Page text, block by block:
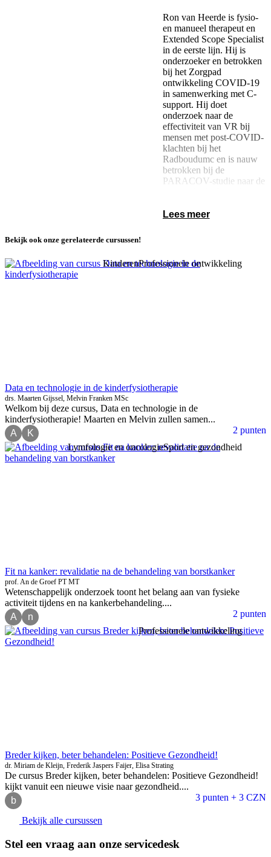
Ron van Heerde is fysio-
en manueel therapeut en
Extended Scope Specialist
in de eerste lijn. Hij is
onderzoeker en betrokken
bij het Zorgpad
ontwikkeling COVID-19
in samenwerking met C-
support. Hij doet
onderzoek naar de
effectiviteit van VR bij
mensen met post-COVID-
klachten bij het
Radboudumc en is nauw
betrokken bij de
PARACOV-studie naar de
Lees meer
Bekijk ook onze gerelateerde cursussen!
KinderenProfessionele ontwikkeling
Data en technologie in de kinderfysiotherapie
drs. Maarten Gijssel, Melvin Franken MSc
Welkom bij deze cursus, Data en technologie in de
kinderfysiotherapie! Maarten en Melvin zullen samen...
A
K
2 punten
Lymfologie en oncologieSport en gezondheid
Fit na kanker: revalidatie na de behandeling van borstkanker
prof. An de Groef PT MT
Wetenschappelijk onderzoek toont het belang aan van fysieke
activiteit tijdens en na kankerbehandeling....
A
n
2 punten
Professionele ontwikkeling
Breder kijken, beter behandelen: Positieve Gezondheid!
dr. Miriam de Kleijn, Frederik Jaspers Faijer, Elisa Strating
De cursus Breder kijken, beter behandelen: Positieve Gezondheid!
kijkt vanuit een nieuwe visie naar gezondheid....
b
3 punten + 3 CZN
Bekijk alle cursussen
Stel een vraag aan onze servicedesk